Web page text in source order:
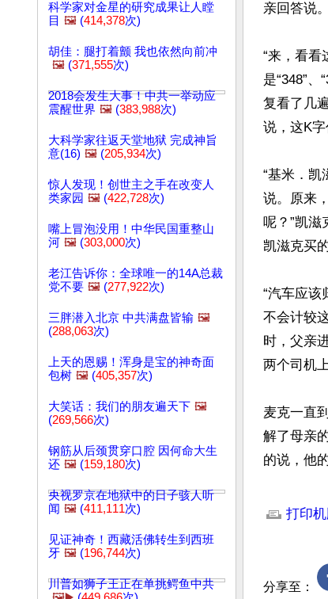
科学家对金星的研究成果让人瞠
目 🖼️ (414,378次)
胡佳：腿打着颤 我也依然向前冲
🖼️ (371,555次)
2018会发生大事！中共一举动应
震醒世界 🖼️ (383,988次)
大科学家往返天堂地狱 完成神旨
意(16) 🖼️ (205,934次)
惊人发现！创世主之手在改变人
类家园 🖼️ (422,728次)
嘴上冒泡没用！中华民国重整山
河 🖼️ (303,000次)
老江告诉你：全球唯一的14A总裁
党不要 🖼️ (277,922次)
三胖潜入北京 中共满盘皆输 🖼️
(288,063次)
上天的恩赐！浑身是宝的神奇面
包树 🖼️ (405,357次)
大笑话：我们的朋友遍天下 🖼️
(269,566次)
钢筋从后颈贯穿口腔 因何命大生
还 🖼️ (159,180次)
央视罗京在地狱中的日子骇人听
闻 🖼️ (411,111次)
见证神奇！西藏活佛转生到西班
牙 🖼️ (196,744次)
川普如狮子王正在单挑鳄鱼中共
亲回答说
“来，看看
是“348”
复看了几
说，这K字
“基米．凯
说。原来
呢？”凯滋
凯滋克买的
“汽车应该
不会计较
时，父亲
两个司机
麦克一直
解了母亲
的说，他
打印机
分享至：